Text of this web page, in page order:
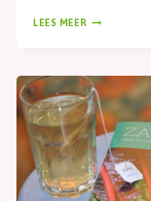
LEES MEER LEESVOER